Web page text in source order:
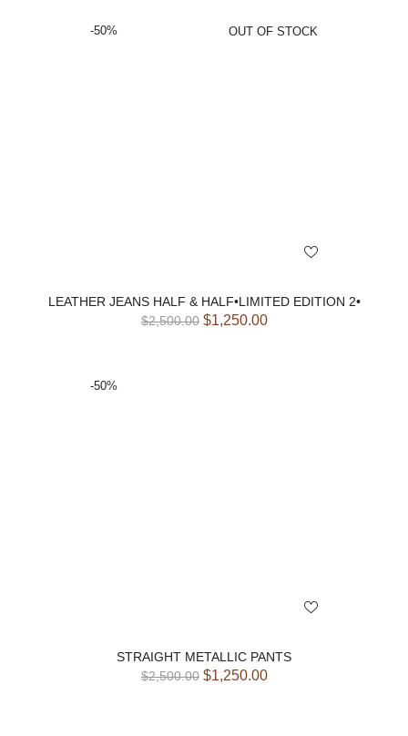
-50% OUT OF STOCK
LEATHER JEANS HALF & HALF•LIMITED EDITION 2•
$2,500.00 $1,250.00
-50%
STRAIGHT METALLIC PANTS
$2,500.00 $1,250.00